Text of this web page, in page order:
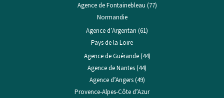
Agence de Fontainebleau (77)
Normandie
Agence d’Argentan (61)
Pays de la Loire
Agence de Guérande (44)
Agence de Nantes (44)
Agence d’Angers (49)
Provence-Alpes-Côte d’Azur